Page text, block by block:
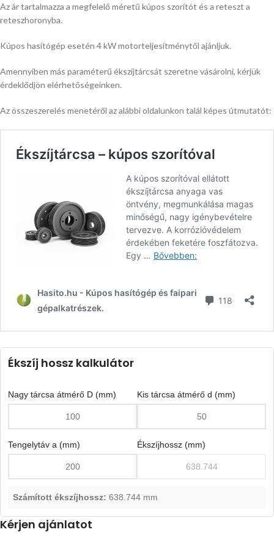
Az ár tartalmazza a megfelelő méretű kúpos szorítót és a reteszt a
reteszhoronyba.
Kúpos hasítógép esetén 4 kW motorteljesítménytől ajánljuk.
Amennyiben más paraméterű ékszíjtárcsát szeretne vásárolni, kérjük
érdeklődjön elérhetőségeinken.
Az összeszerelés menetéről az alábbi oldalunkon talál képes útmutatót:
Ékszíj hossz kalkulátor
Nagy tárcsa átmérő D (mm) Kis tárcsa átmérő d (mm)
Tengelytáv a (mm) Ékszíjhossz (mm)
Számított ékszíjhossz: 638.744 mm
Kérjen ajánlatot